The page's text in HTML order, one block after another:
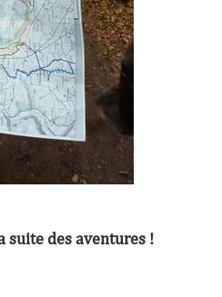
suite des aventures !